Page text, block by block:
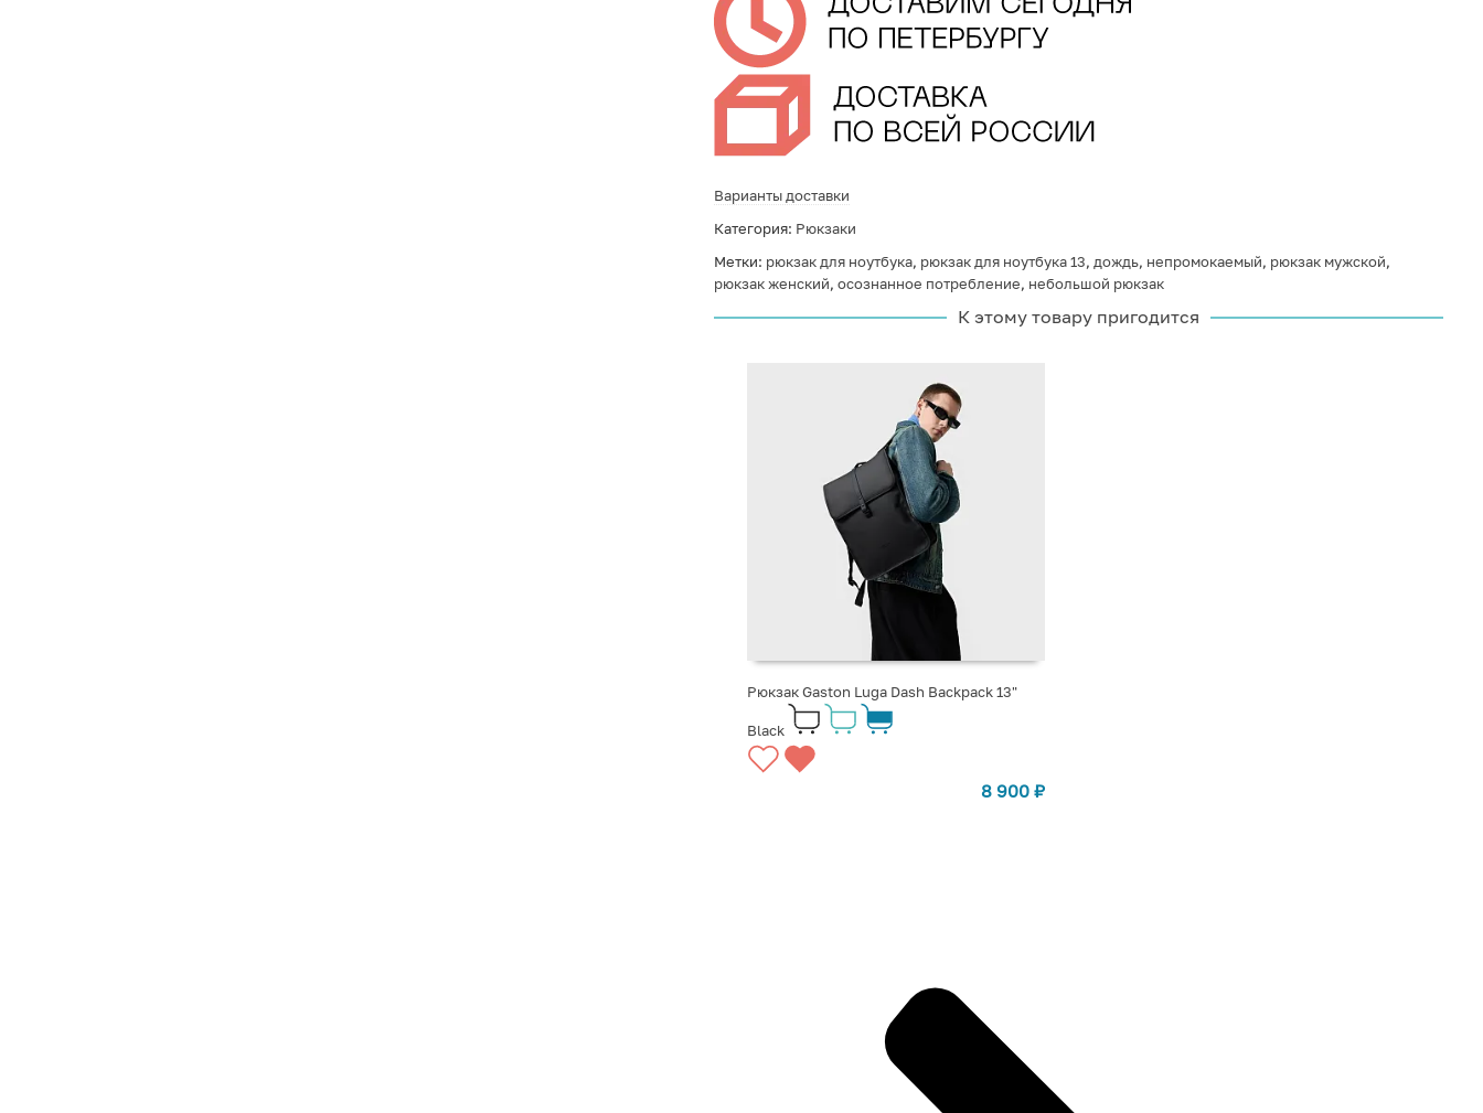
Варианты доставки
Категория: Рюкзаки
Метки: рюкзак для ноутбука, рюкзак для ноутбука 13, дождь, непромокаемый, рюкзак мужской,
рюкзак женский, осознанное потребление, небольшой рюкзак
К этому товару пригодится
Рюкзак Gaston Luga Dash Backpack 13"
Black
8 900 ₽